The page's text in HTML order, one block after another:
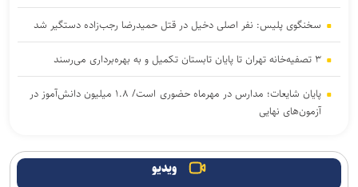
سخنگوی پلیس: نفر اصلی دخیل در قتل حمیدرضا رجب‌زاده دستگیر شد
۳ ﺗﺼﻔﻴﻪ‌ﺧﺎﻧﻪ‌ تهران تا پایان تابستان تکمیل و به بهره‌برداری می‌رسند
پایان شایعات؛ مدارس در مهرماه حضوری است/ ۱.۸ میلیون دانش‌آموز در
آزمون‌های نهایی
همدلی برای ایران» برگزار می‌شود
ویدیو